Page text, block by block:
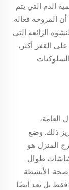
الدم التي يتم
يدل على أن المروحة فعالة
الرائعة التي
القفز أكثر،
العامة،
ذلك. وضع
المنزل هو
طوال
صحة. الأنشطة
بل تعد أيضًا